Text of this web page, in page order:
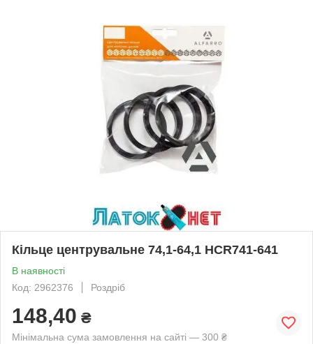
Кільце центрувальне 74,1-64,1 HCR741-641
В наявності
Код: 2962376
Роздріб
148,40 ₴
Мінімальна сума замовлення на сайті — 300 ₴